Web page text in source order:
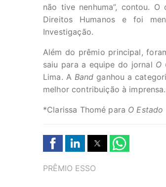
não tive nenhuma”, contou.
Direitos Humanos e foi
Investigação.
Além do prêmio principal,
saiu para a equipe do jornal O
Lima. A Band ganhou a
melhor contribuição à imprensa.
*Clarissa Thomé para O Estado
TAGS
PRÊMIO ESSO